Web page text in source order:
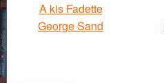
A kis Fadette
George Sand